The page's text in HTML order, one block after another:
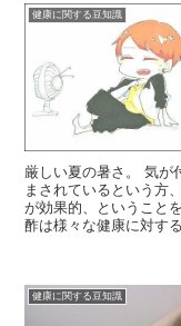
健康に関する豆知識
厳しい夏の暑さ。 気が
まされているという方
が効果的、ということ
酢は様々な健康に対す
健康に関する豆知識